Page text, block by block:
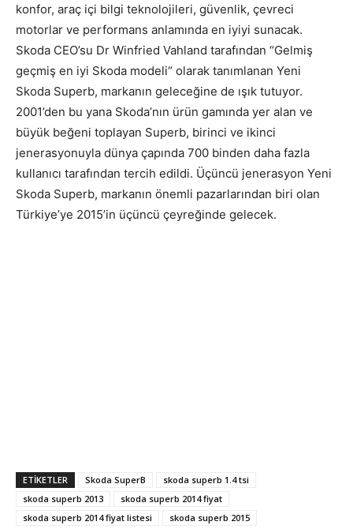
konfor, araç içi bilgi teknolojileri, güvenlik, çevreci
motorlar ve performans anlamında en iyiyi sunacak.
Skoda CEO’su Dr Winfried Vahland tarafından “Gelmiş
geçmiş en iyi Skoda modeli“ olarak tanımlanan Yeni
Skoda Superb, markanın geleceğine de ışık tutuyor.
2001’den bu yana Skoda’nın ürün gamında yer alan ve
büyük beğeni toplayan Superb, birinci ve ikinci
jenerasyonuyla dünya çapında 700 binden daha fazla
kullanıcı tarafından tercih edildi. Üçüncü jenerasyon Yeni
Skoda Superb, markanın önemli pazarlarından biri olan
Türkiye’ye 2015’in üçüncü çeyreğinde gelecek.
ETIKETLER Skoda SuperB
skoda superb 1.4 tsi
skoda superb 2013
skoda superb 2014 fiyat
skoda superb 2014 fiyat listesi
skoda superb 2015